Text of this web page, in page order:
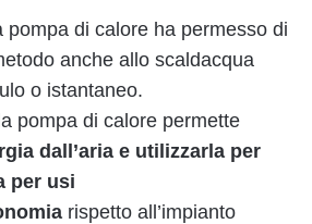
pompa di calore ha permesso di
anche allo scaldacqua
o istantaneo.
pompa di calore permette
dall’aria e utilizzarla per
per usi
rispetto all’impianto